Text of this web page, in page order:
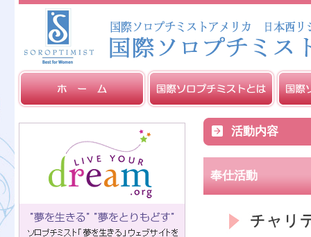
活動内容
奉仕活動